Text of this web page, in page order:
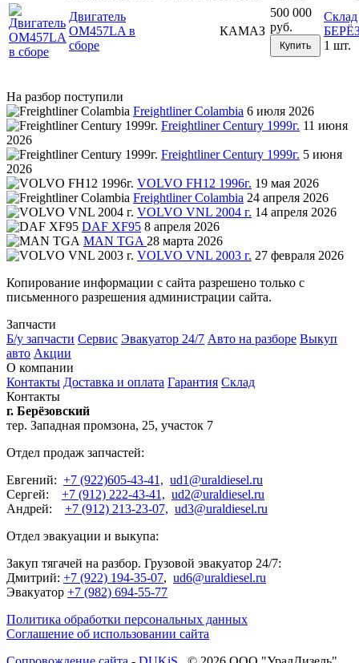
Двигатель
OM457LA в
сборе
КАМАЗ
500 000
руб.
Купить
Склад
1 шт.
На разбор поступили
Freightliner Colambia 6 июля 2026
Freightliner Century 1999г. 11 июня
2026
Freightliner Century 1999г. 5 июня
2026
VOLVO FH12 1996г. 19 мая 2026
Freightliner Colambia 24 апреля 2026
VOLVO VNL 2004 г. 14 апреля 2026
DAF XF95 8 апреля 2026
MAN TGA 28 марта 2026
VOLVO VNL 2003 г. 27 февраля 2026
Копирование информации с сайта разрешено только с
письменного разрешения администрации сайта.
Запчасти
Б/у запчасти Сервис Эвакуатор 24/7 Авто на разборе Выкуп
авто Акции
О компании
Контакты Доставка и оплата Гарантия Склад
Контакты
г. Берёзовский
тер. Западная промзона, 25, участок 7
Отдел продаж запчастей:
Евгений: +7 (922)605-43-41, ud1@uraldiesel.ru
Сергей: +7 (912) 222-43-41, ud2@uraldiesel.ru
Андрей: +7 (912) 213-23-07, ud3@uraldiesel.ru
Отдел эвакуации и выкупа:
Закуп тягачей на разбор. Грузовой эвакуатор 24/7:
Дмитрий: +7 (922) 194-35-07, ud6@uraldiesel.ru
Эвакуатор +7 (982) 694-55-77
Политика обработки персональных данных
Соглашение об использовании сайта